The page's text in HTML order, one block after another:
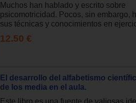
Muchos han hablado y escrito sobre
psicomotricidad. Pocos, sin embargo,
sus técnicas y conocimientos en
12.50 €
El desarrollo del alfabetismo
de los media en el aula.
Este libro es una fuente de valiosas